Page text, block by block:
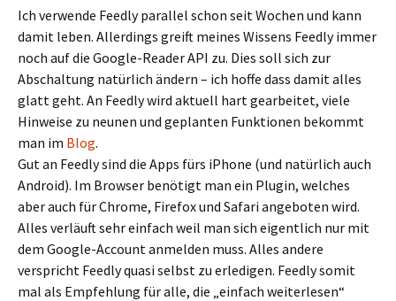
Ich verwende Feedly parallel schon seit Wochen und kann
damit leben. Allerdings greift meines Wissens Feedly immer
noch auf die Google-Reader API zu. Dies soll sich zur
Abschaltung natürlich ändern – ich hoffe dass damit alles
glatt geht. An Feedly wird aktuell hart gearbeitet, viele
Hinweise zu neunen und geplanten Funktionen bekommt
man im Blog.
Gut an Feedly sind die Apps fürs iPhone (und natürlich auch
Android). Im Browser benötigt man ein Plugin, welches
aber auch für Chrome, Firefox und Safari angeboten wird.
Alles verläuft sehr einfach weil man sich eigentlich nur mit
dem Google-Account anmelden muss. Alles andere
verspricht Feedly quasi selbst zu erledigen. Feedly somit
mal als Empfehlung für alle, die „einfach weiterlesen“